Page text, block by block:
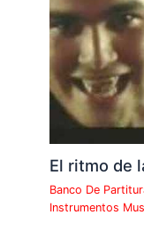
El ritmo de
Banco De
Instrumentos